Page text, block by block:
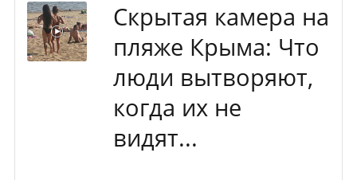
Скрытая камера на
пляже Крыма: Что
люди вытворяют,
когда их не
видят...